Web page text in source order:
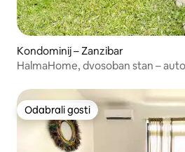
Kondominij – Zanzibar
HalmaHome, dvosoban stan –
Odabrali gosti
Odabrali gosti